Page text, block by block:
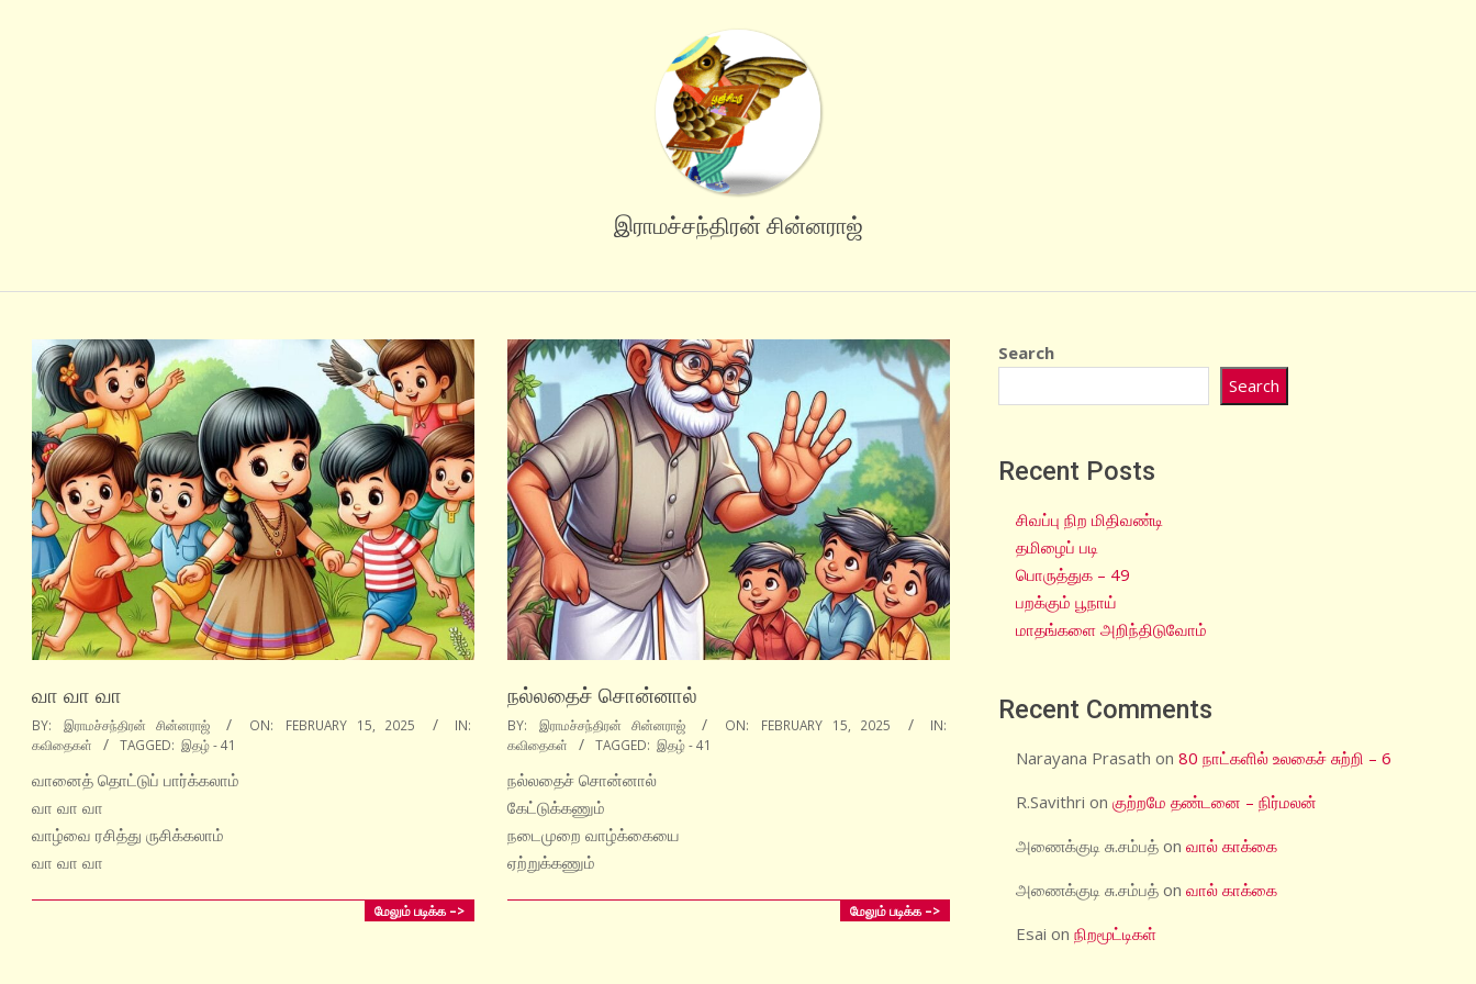
இராமச்சந்திரன் சின்னராஜ்
வா வா வா
2025-
02-
15
BY: இராமச்சந்திரன் சின்னராஜ் ON: FEBRUARY 15, 2025
IN:
கவிதைகள்
TAGGED: இதழ் - 41
வானைத் தொட்டுப் பார்க்கலாம்
வா வா வா
வாழ்வை ரசித்து ருசிக்கலாம்
வா வா வா
மேலும் படிக்க –>
நல்லதைச் சொன்னால்
2025-
02-
15
BY: இராமச்சந்திரன் சின்னராஜ் ON: FEBRUARY 15, 2025
IN:
கவிதைகள்
TAGGED: இதழ் - 41
நல்லதைச் சொன்னால்
கேட்டுக்கணும்
நடைமுறை வாழ்க்கையை
ஏற்றுக்கணும்
மேலும் படிக்க –>
Search
Search
Recent Posts
சிவப்பு நிற மிதிவண்டி
தமிழைப் படி
பொருத்துக – 49
பறக்கும் பூநாய்
மாதங்களை அறிந்திடுவோம்
Recent Comments
Narayana Prasath on80 நாட்களில் உலகைச் சுற்றி – 6
R.Savithri onகுற்றமே தண்டனை – நிர்மலன்
அணைக்குடி சு.சம்பத் onவால் காக்கை
அணைக்குடி சு.சம்பத் onவால் காக்கை
Esai onநிறமூட்டிகள்